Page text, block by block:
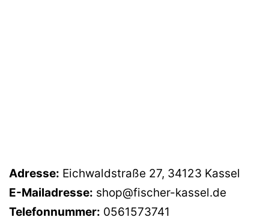
Adresse: Eichwaldstraße 27, 34123 Kassel
E-Mailadresse: shop@fischer-kassel.de
Telefonnummer: 0561573741